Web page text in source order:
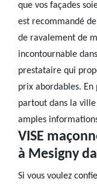
que vos façades
est recommandé
de ravalement de
incontournable
prestataire qui
prix abordables. En
partout dans la
amples
VISE
à Mesigny
Si vous voulez